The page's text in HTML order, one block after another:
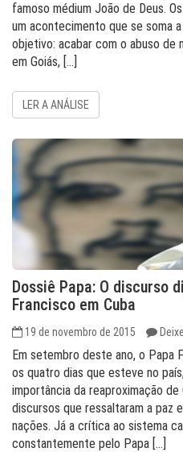
famoso médium João de Deus.
um acontecimento que se soma
objetivo: acabar com o abuso de
em Goiás, […]
LER A ANÁLISE
Dossiê Papa: O discurso
Francisco em Cuba
19 de novembro de 2015
Em setembro deste ano, o Papa
os quatro dias que esteve no
importância da reaproximação
discursos que ressaltaram a paz
nações. Já a crítica ao sistema
constantemente pelo Papa […]